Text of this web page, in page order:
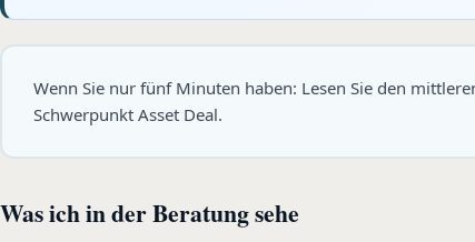
Wenn Sie nur fünf Minuten haben: Lesen Sie den
Schwerpunkt Asset Deal.
Was ich in der Beratung sehe